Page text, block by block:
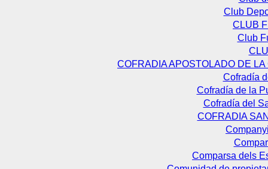
Club
CLUB
Club
COFRADIA APOSTOLADO DE
Cofradía
Cofradía de la
Cofradía del
COFRADIA
Comparsa dels